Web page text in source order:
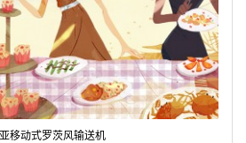
移动式罗茨风输送机